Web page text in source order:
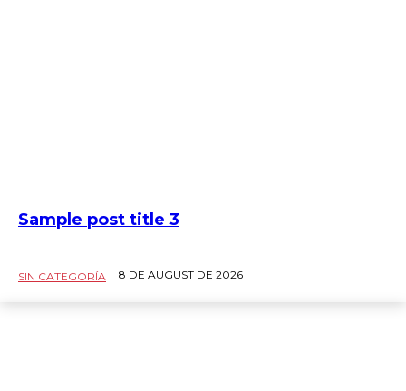
Sample post title 3
SIN CATEGORÍA 8 DE AUGUST DE 2026